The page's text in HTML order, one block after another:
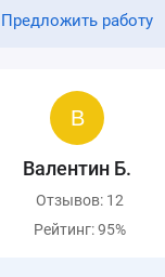
Предложить работу
Валентин Б.
Отзывов: 12
Рейтинг: 95%